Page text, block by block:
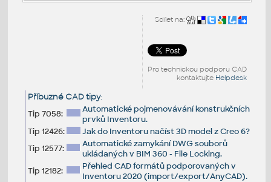
Sdílet na:
Pro technickou podporu CAD
kontaktujte Helpdesk
Příbuzné CAD tipy:
Tip 7058:
Automatické pojmenovávání konstrukčních
prvků Inventoru.
Tip 12426:
Jak do Inventoru načíst 3D model z Creo 6?
Tip 12577:
Automatické zamykání DWG souborů
ukládaných v BIM 360 - File Locking.
Tip 12182:
Přehled CAD formátů podporovaných v
Inventoru 2020 (import/export/AnyCAD).